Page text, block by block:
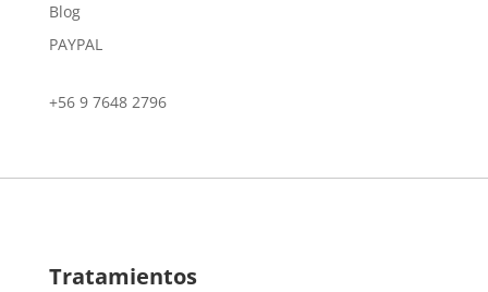
Blog
PAYPAL
+56 9 7648 2796
Tratamientos